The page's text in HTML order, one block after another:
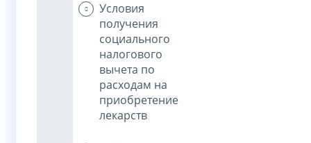
Условия
получения
социального
налогового
вычета по
расходам на
приобретение
лекарств